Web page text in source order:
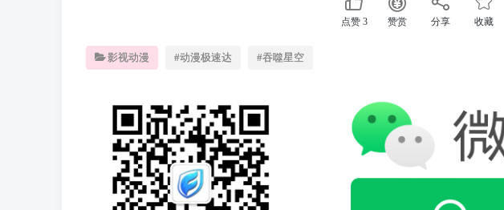
点赞 3 赞赏 分享 收藏
影视动漫 #动漫极速达 #吞噬星空